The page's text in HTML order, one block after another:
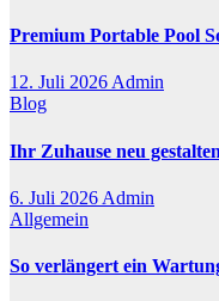
Premium Portable Pool
12. Juli 2026Admin
Blog
Ihr Zuhause neu
6. Juli 2026 Admin
Allgemein
So verlängert ein